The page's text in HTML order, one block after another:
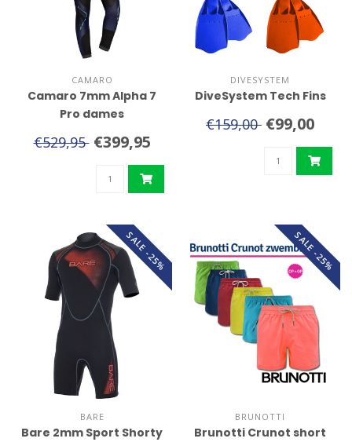
CAMARO
Camaro 7mm Alpha 7
Pro dames
€529,95 €399,95
DIVESYSTEM
DiveSystem Tech Fins
€159,00 €99,00
SALE -25%
BARE
Bare 2mm Sport Shorty
SALE -25%
BRUNOTTI
Brunotti Crunot short